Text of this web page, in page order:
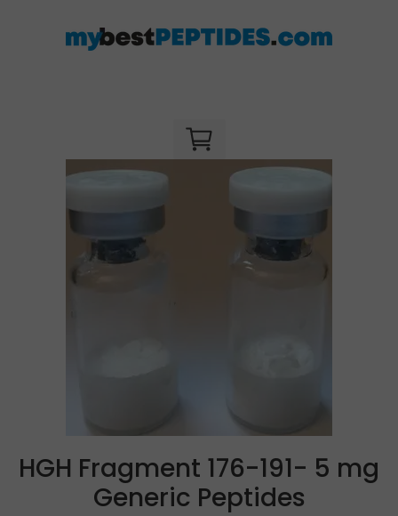
HGH Fragment 176-191- 5 mg
Generic Peptides